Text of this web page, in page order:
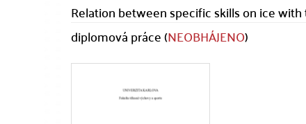
Relation between specific skills on ice
diplomová práce (NEOBHÁJENO)